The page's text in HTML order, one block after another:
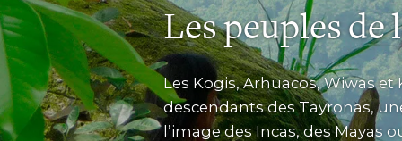
Les peuples de
Les Kogis, Arhuacos, Wiwas
descendants des Tayronas,
l’image des Incas, des Mayas